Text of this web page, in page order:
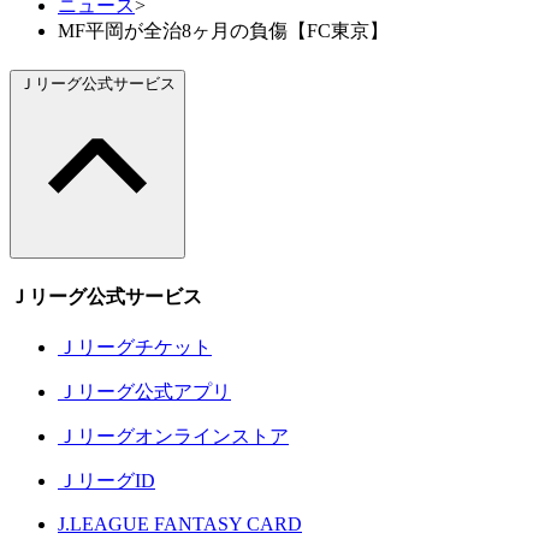
ニュース>
MF平岡が全治8ヶ月の負傷【FC東京】
Ｊリーグ公式サービス
Ｊリーグ公式サービス
Ｊリーグチケット
Ｊリーグ公式アプリ
Ｊリーグオンラインストア
ＪリーグID
J.LEAGUE FANTASY CARD